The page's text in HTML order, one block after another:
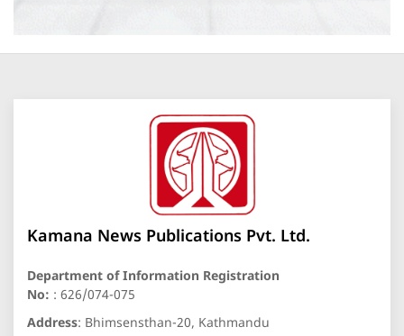
Kamana News Publications Pvt. Ltd.
Department of Information Registration
No: : 626/074-075
Address: Bhimsensthan-20, Kathmandu